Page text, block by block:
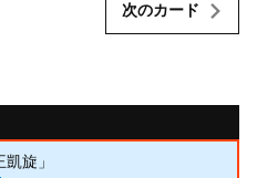
次のカード
旋」